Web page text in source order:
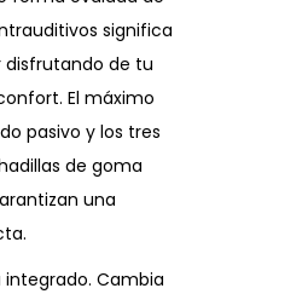
significa
disfrutando de tu
El máximo
pasivo y los tres
de goma
una
Cambia